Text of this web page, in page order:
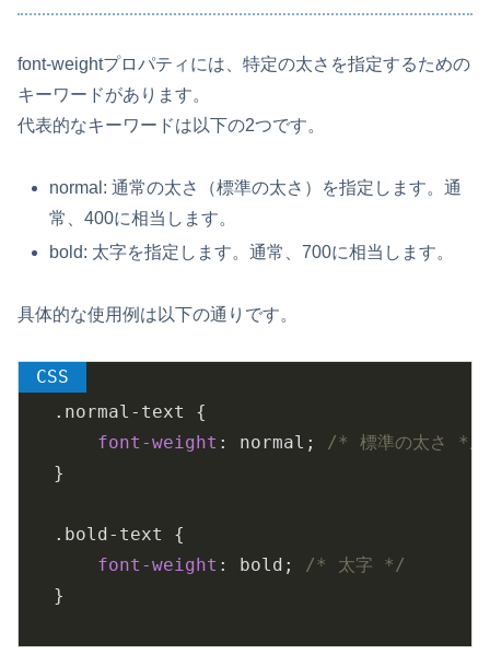
font-weightプロパティには、特定の太さを指定するための
キーワードがあります。
代表的なキーワードは以下の2つです。
normal: 通常の太さ（標準の太さ）を指定します。通
常、400に相当します。
bold: 太字を指定します。通常、700に相当します。
具体的な使用例は以下の通りです。
.normal-text
{
font-weight : normal; /* 標準の太さ */
}
.bold-text
{
font-weight : bold; /* 太字 */
}